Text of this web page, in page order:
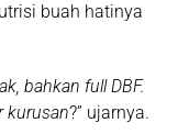
buah hatinya
bahkan full DBF.
kurusan?” ujarnya.